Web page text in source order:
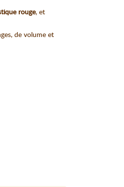
rouge, et
de volume et